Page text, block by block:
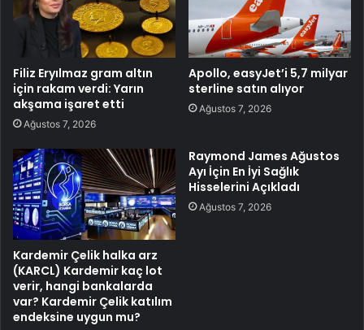
Filiz Eryılmaz gram altın
için rakam verdi: Yarın
akşama işaret etti
Ağustos 7, 2026
Apollo, easyJet’i 5,7 milyar
sterline satın alıyor
Ağustos 7, 2026
Kardemir Çelik halka arz
(KARCL) Kardemir kaç lot
verir, hangi bankalarda
var? Kardemir Çelik katılım
endeksine uygun mu?
Raymond James Ağustos
Ayı İçin En İyi Sağlık
Hisselerini Açıkladı
Ağustos 7, 2026